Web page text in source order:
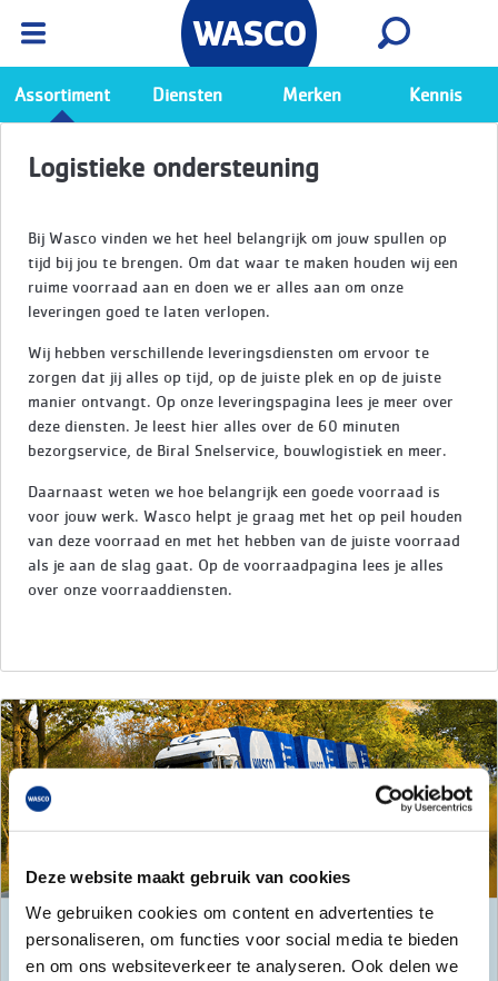
Deze website maakt gebruik van cookies
We gebruiken cookies om content en advertenties te
personaliseren, om functies voor social media te bieden
en om ons websiteverkeer te analyseren. Ook delen we
Ga naar de Wasco app
Bekijk
Assortiment Diensten Merken Kennis
Logistieke ondersteuning
Bij Wasco vinden we het heel belangrijk om jouw spullen op
tijd bij jou te brengen. Om dat waar te maken houden wij een
ruime voorraad aan en doen we er alles aan om onze
leveringen goed te laten verlopen.
Wij hebben verschillende leveringsdiensten om ervoor te
zorgen dat jij alles op tijd, op de juiste plek en op de juiste
manier ontvangt. Op onze leveringspagina lees je meer over
deze diensten. Je leest hier alles over de 60 minuten
bezorgservice, de Biral Snelservice, bouwlogistiek en meer.
Daarnaast weten we hoe belangrijk een goede voorraad is
voor jouw werk. Wasco helpt je graag met het op peil houden
van deze voorraad en met het hebben van de juiste voorraad
als je aan de slag gaat. Op de voorraadpagina lees je alles
over onze voorraaddiensten.
Leveren